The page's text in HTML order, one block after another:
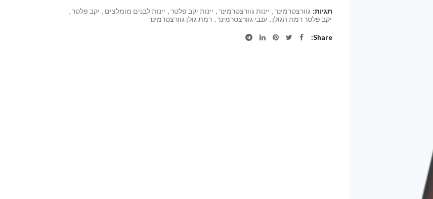
תגיות: גוורצטרמינר, יינות גוורצטרמינר, יינות יקב פלטר, יינות לבנים מומלצים , יקב פלטר,
יקב פלטר רמת הגולן , ענבי גוורצטרמינר, רמת גולן גוורצטרמינר
Share